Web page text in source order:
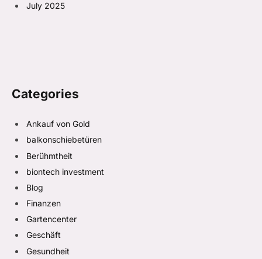
July 2025
Categories
Ankauf von Gold
balkonschiebetüren
Berühmtheit
biontech investment
Blog
Finanzen
Gartencenter
Geschäft
Gesundheit